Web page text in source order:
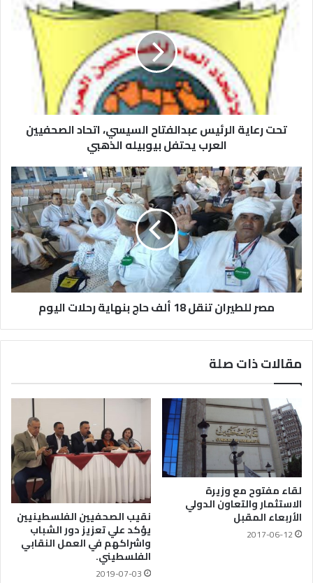
تحت رعاية الرئيس عبدالفتاح السيسي، اتحاد الصحفيين
العرب يحتفل بيوبيله الذهبي
مصر للطيران تنقل 18 ألف حاج بنهاية رحلات اليوم
مقالات ذات صلة
لقاء مفتوح مع وزيرة
الاستثمار والتعاون الدولي
الأربعاء المقبل
2017-06-12
نقيب الصحفيين الفلسطينيين
يؤكد علي تعزيز دور الشباب
واشراكهم في العمل النقابي
الفلسطيني.
2019-07-03